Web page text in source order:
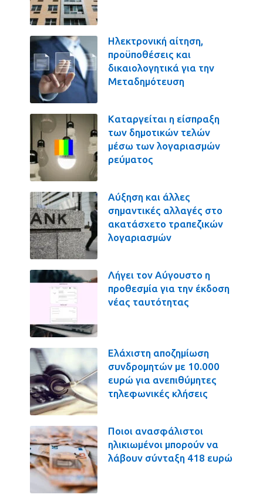
Ηλεκτρονική αίτηση,
προϋποθέσεις και
δικαιολογητικά για την
Μεταδημότευση
Καταργείται η είσπραξη
των δημοτικών τελών
μέσω των λογαριασμών
ρεύματος
Αύξηση και άλλες
σημαντικές αλλαγές στο
ακατάσχετο τραπεζικών
λογαριασμών
Λήγει τον Αύγουστο η
προθεσμία για την έκδοση
νέας ταυτότητας
Ελάχιστη αποζημίωση
συνδρομητών με 10.000
ευρώ για ανεπιθύμητες
τηλεφωνικές κλήσεις
Ποιοι ανασφάλιστοι
ηλικιωμένοι μπορούν να
λάβουν σύνταξη 418 ευρώ